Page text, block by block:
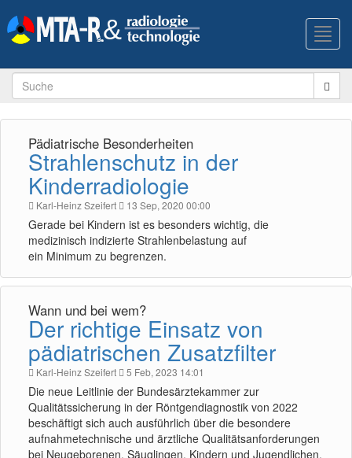
Pädiatrische Besonderheiten
Strahlenschutz in der
Kinderradiologie
Karl-Heinz Szeifert 13 Sep, 2020 00:00
Gerade bei Kindern ist es besonders wichtig, die
medizinisch indizierte Strahlenbelastung auf
ein Minimum zu begrenzen.
Wann und bei wem?
Der richtige Einsatz von
pädiatrischen Zusatzfilter
Karl-Heinz Szeifert 5 Feb, 2023 14:01
Die neue Leitlinie der Bundesärztekammer zur
Qualitätssicherung in der Röntgendiagnostik von 2022
beschäftigt sich auch ausführlich über die besondere
aufnahmetechnische und ärztliche Qualitätsanforderungen
bei Neugeborenen, Säuglingen, Kindern und Jugendlichen.